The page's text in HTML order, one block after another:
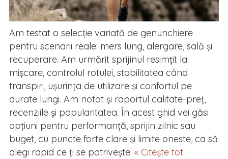
Am testat o selecție variată de genunchiere
pentru scenarii reale: mers lung, alergare, sală și
recuperare. Am urmărit sprijinul resimțit la
mișcare, controlul rotulei, stabilitatea când
transpiri, ușurința de utilizare și confortul pe
durate lungi. Am notat și raportul calitate-preț,
recenziile și popularitatea. În acest ghid vei găsi
opțiuni pentru performanță, sprijin zilnic sau
buget, cu puncte forte clare și limite oneste, ca să
alegi rapid ce ți se potrivește. « Citește tot.